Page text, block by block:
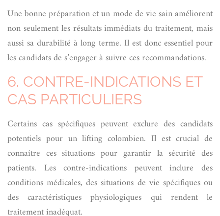
Une bonne préparation et un mode de vie sain améliorent
non seulement les résultats immédiats du traitement, mais
aussi sa durabilité à long terme. Il est donc essentiel pour
les candidats de s’engager à suivre ces recommandations.
6. CONTRE-INDICATIONS ET
CAS PARTICULIERS
Certains cas spécifiques peuvent exclure des candidats
potentiels pour un lifting colombien. Il est crucial de
connaître ces situations pour garantir la sécurité des
patients. Les contre-indications peuvent inclure des
conditions médicales, des situations de vie spécifiques ou
des caractéristiques physiologiques qui rendent le
traitement inadéquat.